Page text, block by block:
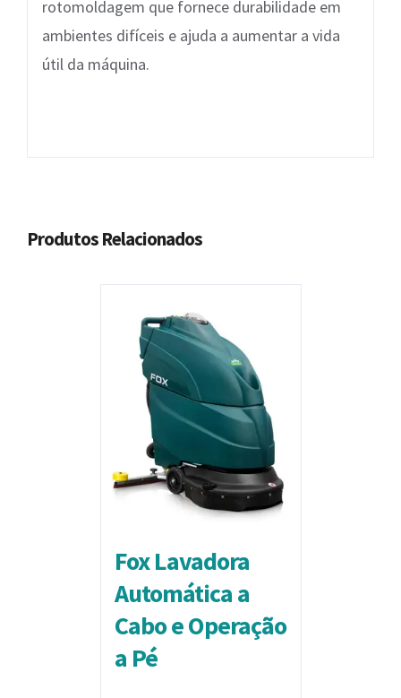
rotomoldagem que fornece durabilidade em
ambientes difíceis e ajuda a aumentar a vida
útil da máquina.
Produtos Relacionados
Fox Lavadora
Automática a
Cabo e Operação
a Pé